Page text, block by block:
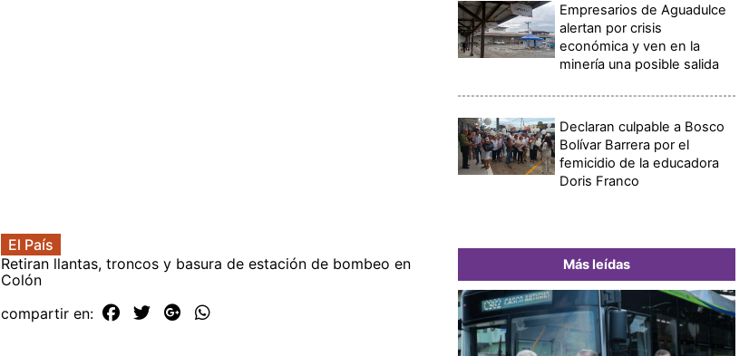
El País
Retiran llantas, troncos y basura de estación de bombeo en
Colón
compartir en:
Empresarios de Aguadulce
alertan por crisis
económica y ven en la
minería una posible salida
Declaran culpable a Bosco
Bolívar Barrera por el
femicidio de la educadora
Doris Franco
Más leídas